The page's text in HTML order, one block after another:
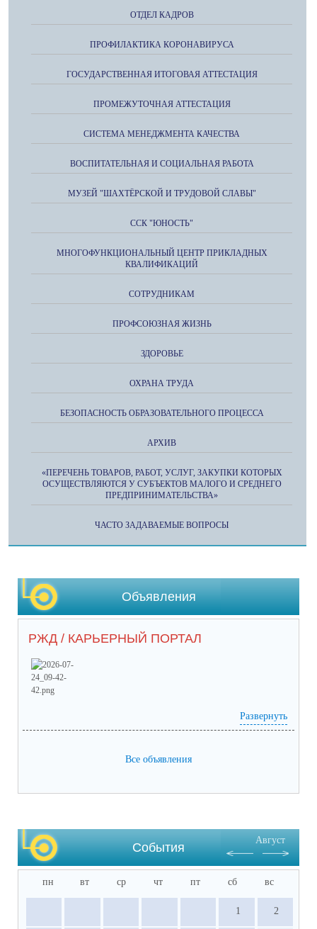
ОТДЕЛ КАДРОВ
ПРОФИЛАКТИКА КОРОНАВИРУСА
ГОСУДАРСТВЕННАЯ ИТОГОВАЯ АТТЕСТАЦИЯ
ПРОМЕЖУТОЧНАЯ АТТЕСТАЦИЯ
СИСТЕМА МЕНЕДЖМЕНТА КАЧЕСТВА
ВОСПИТАТЕЛЬНАЯ И СОЦИАЛЬНАЯ РАБОТА
МУЗЕЙ "ШАХТЁРСКОЙ И ТРУДОВОЙ СЛАВЫ"
ССК "ЮНОСТЬ"
МНОГОФУНКЦИОНАЛЬНЫЙ ЦЕНТР ПРИКЛАДНЫХ
КВАЛИФИКАЦИЙ
СОТРУДНИКАМ
ПРОФСОЮЗНАЯ ЖИЗНЬ
ЗДОРОВЬЕ
ОХРАНА ТРУДА
БЕЗОПАСНОСТЬ ОБРАЗОВАТЕЛЬНОГО ПРОЦЕССА
АРХИВ
«ПЕРЕЧЕНЬ ТОВАРОВ, РАБОТ, УСЛУГ, ЗАКУПКИ КОТОРЫХ
ОСУЩЕСТВЛЯЮТСЯ У СУБЪЕКТОВ МАЛОГО И СРЕДНЕГО
ПРЕДПРИНИМАТЕЛЬСТВА»
ЧАСТО ЗАДАВАЕМЫЕ ВОПРОСЫ
Объявления
РЖД / КАРЬЕРНЫЙ ПОРТАЛ
(посмотреть)
Prilozhieniie_1 (53).pdf(скачать)(посмотреть)
Развернуть
Все объявления
События
Август
пн вт ср чт пт сб вс
1 2